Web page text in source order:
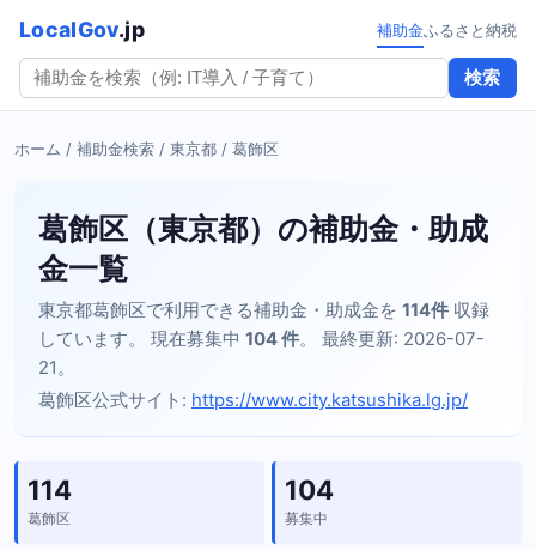
LocalGov.jp
検索
補助金ふるさと納税
ホーム / 補助金検索 / 東京都 / 葛飾区
葛飾区（東京都）の補助金・助成
金一覧
東京都葛飾区で利用できる補助金・助成金を 114件 収録
しています。 現在募集中 104 件。 最終更新: 2026-07-
21。
葛飾区公式サイト: https://www.city.katsushika.lg.jp/
114
葛飾区
104
募集中